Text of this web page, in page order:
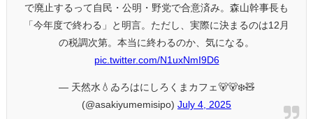
で廃止するって自民・公明・野党で合意済み。森山幹事長も
「今年度で終わる」と明言。ただし、実際に決まるのは12月
の税調次第。本当に終わるのか、気になる。
pic.twitter.com/N1uxNmI9D6
— 天然水💧ゐろはにしろくまカフェ🐻🐻‍❄️🧸
(@asakiyumemisipo) July 4, 2025